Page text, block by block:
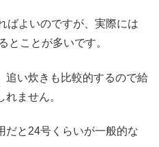
ばよいのですが、実際には
とことが多いです。
追い炊きも比較的するので給
ません。
だと24号くらいが一般的な